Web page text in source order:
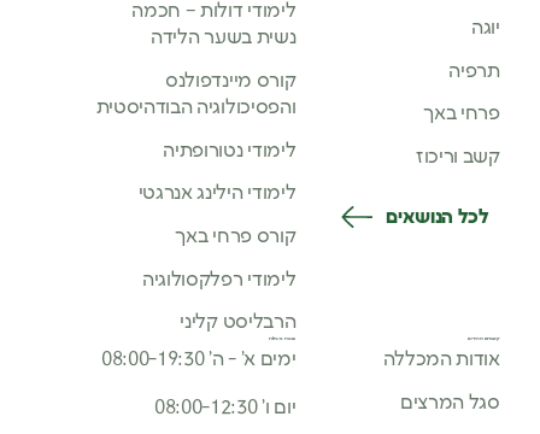
יוגה
תרפיה
פרחי באך
קשב וריכוז
לכל הנושאים
לימודי דולות – חכמה
נשית בשער הלידה
קורס מיינדפולנס
והפסיכולוגיה הבודהיסטית
לימודי נטורופתיה
לימודי הילינג אנרגטי
קורס פרחי באך
לימודי רפלקסולוגיה
הרבליסט קליני
קישורים מהירים
אודות המכללה
סגל המרצים
שעות פעילות
ימים א’ - ה’ 08:00-19:30
יום ו’ 08:00-12:30